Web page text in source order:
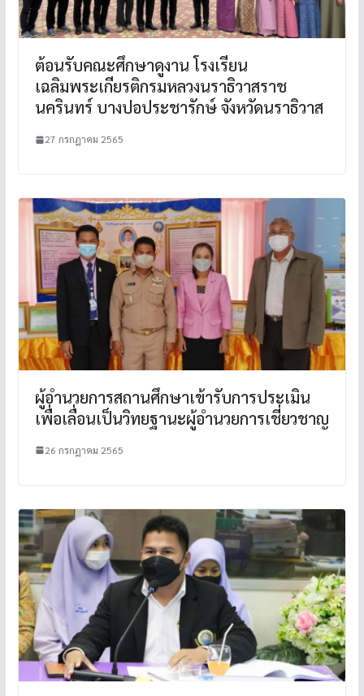
ต้อนรับคณะศึกษาดูงาน โรงเรียน
เฉลิมพระเกียรติกรมหลวงนราธิวาสราช
นครินทร์ บางปอประชารักษ์ จังหวัดนราธิวาส
27 กรกฎาคม 2565
ผู้อำนวยการสถานศึกษาเข้ารับการประเมิน
เพื่อเลื่อนเป็นวิทยฐานะผู้อำนวยการเชี่ยวชาญ
26 กรกฎาคม 2565